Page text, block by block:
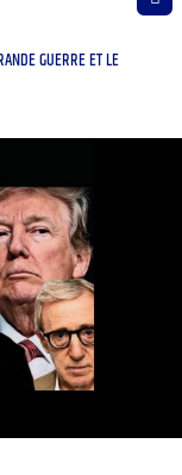
GUERRE ET LE